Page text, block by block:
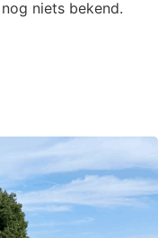
niets bekend.